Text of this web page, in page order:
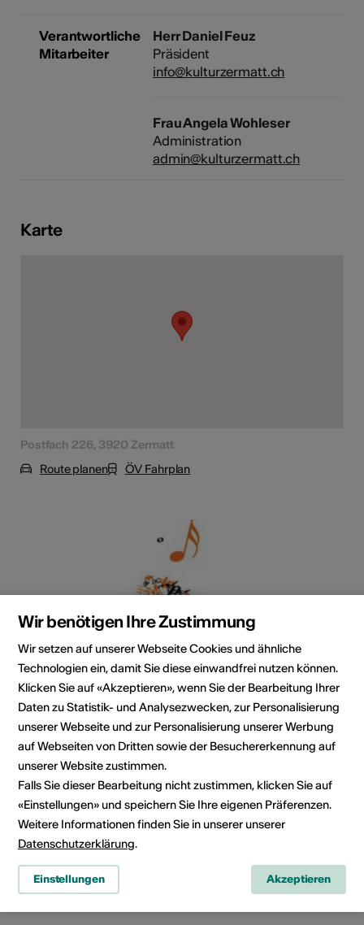
Verantwortliche
Mitarbeiter
Herr Daniel Feuz
Präsident
info@kulturzermatt.ch
Frau Angela Wohleser
Administration
admin@kulturzermatt.ch
Karte
Postfach 226, 3920 Zermatt
Route planen
ÖV Fahrplan
Institution / Organisation
Wir benötigen Ihre Zustimmung
Wir setzen auf unserer Webseite Cookies und ähnliche
Technologien ein, damit Sie diese einwandfrei nutzen können.
Klicken Sie auf «Akzeptieren», wenn Sie der Bearbeitung Ihrer
Daten zu Statistik- und Analysezwecken, zur Personalisierung
unserer Webseite und zur Personalisierung unserer Werbung
auf Webseiten von Dritten sowie der Besuchererkennung auf
unserer Website zustimmen.
Falls Sie dieser Bearbeitung nicht zustimmen, klicken Sie auf
«Einstellungen» und speichern Sie Ihre eigenen Präferenzen.
Weitere Informationen finden Sie in unserer unserer
Datenschutzerklärung.
Einstellungen Akzeptieren